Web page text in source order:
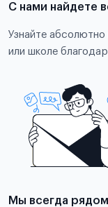
С нами найдете
Узнайте
или школе
Мы всегда